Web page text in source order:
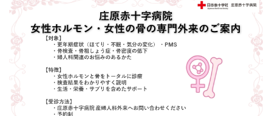
経営指標（統計）
カスタマーハラスメント基本方針
病院機能評価